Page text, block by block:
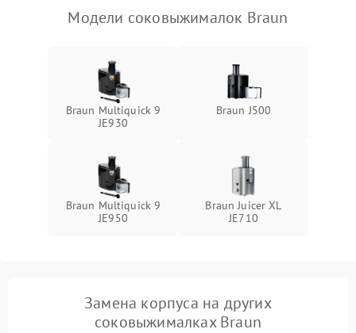
Модели соковыжималок Braun
Braun Multiquick 9
JE930
Braun J500
Braun Multiquick 9
JE950
Braun Juicer XL
JE710
Замена корпуса на других
соковыжималках Braun